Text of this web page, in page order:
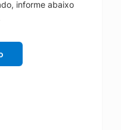
informe abaixo